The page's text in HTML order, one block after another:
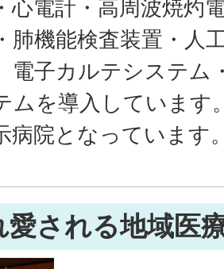
心電計・高周波焼灼
肺機能検査装置・人
電子カルテシステム
ムを導入しています
病院となっています
愛される地域医